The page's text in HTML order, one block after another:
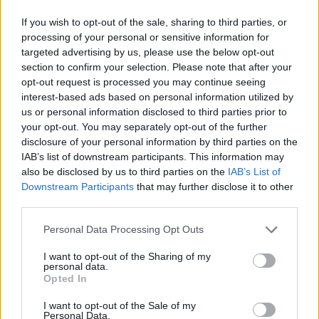
If you wish to opt-out of the sale, sharing to third parties, or
processing of your personal or sensitive information for
targeted advertising by us, please use the below opt-out
section to confirm your selection. Please note that after your
opt-out request is processed you may continue seeing
interest-based ads based on personal information utilized by
us or personal information disclosed to third parties prior to
your opt-out. You may separately opt-out of the further
disclosure of your personal information by third parties on the
IAB’s list of downstream participants. This information may
also be disclosed by us to third parties on the IAB’s List of
Downstream Participants that may further disclose it to other
Personal Data Processing Opt Outs
I want to opt-out of the Sharing of my
personal data.
Opted In
I want to opt-out of the Sale of my
Personal Data.
στην Ελλάδα
Συμφωνία για το IRIS² με 348 δορυφόρους και πρώτες
εκτοξεύσεις το 2029
Πόσο ασφαλής είναι η Τεχνητή Νοημοσύνη σήμερα και τι
πρέπει να γνωρίζετε το 2026
Η SpaceX προβλέπει ρόλο-κλειδί της Starlink στην
παγκόσμια συνδεσιμότητα
18η συνεχόμενη χρονιά για τον ΟΤΕ στη διεθνή σειρά
δεικτών FTSE4Good
Οι Ευρωπαίοι καταναλωτές φαίνεται να αγκαλιάζουν τα νέα
Samsung Galaxy Z Fold8
Digital Life
Η Roblox φέρνει τη δημιουργία παιχνιδιών με ΑΙ σε iPhone
Το ρομπότ που ανοίγει σακούλες και φτιάχνει LEGO μας
Ξανά στη μεγάλη οθόνη το «La La Land»
Steve Jobs: «Προφήτεψε» τα AI Chatbots και την Τεχνητή
Νοημοσύνη 40 χρόνια πριν, το 1985!
“σούπερ” και κοστίζει μόλις 140$!